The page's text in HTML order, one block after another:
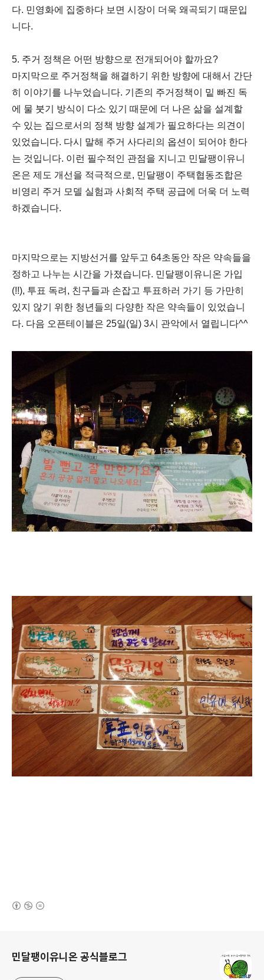
다. 민영화에 집중하다 보면 시장이 더욱 왜곡되기 때문입
니다.
5. 주거 정책은 어떤 방향으로 전개되어야 할까요?
마지막으로 주거정책을 해결하기 위한 방향에 대해서 간단
히 이야기를 나누었습니다. 기존의 주거정책이 밑 빠진 독
에 물 붓기 방식이 다소 있기 때문에 더 나은 삶을 설계할
수 있는 집으로서의 정책 방향 설계가 필요하다는 의견이
있었습니다. 다시 말해 주거 사다리의 옵션이 되어야 한다
는 것입니다. 이런 필수적인 관점을 지니고 민달팽이유니
온은 제도 개선을 적극적으로, 민달팽이 주택협동조합은
비영리 주거 모델 실험과 사회적 주택 공급에 더욱 더 노력
하겠습니다.
마지막으로는 지방선거를 앞두고 64초동안 작은 약속들을
정하고 나누는 시간을 가졌습니다. 민달팽이유니온 가입
(!!), 투표 독려, 친구들과 손잡고 투표하러 가기 등 가만히
있지 않기 위한 청년들의 다양한 작은 약속들이 있었습니
다. 다음 오픈테이블은 25일(일) 3시 관악에서 열립니다^^
민달팽이유니온 공식블로그